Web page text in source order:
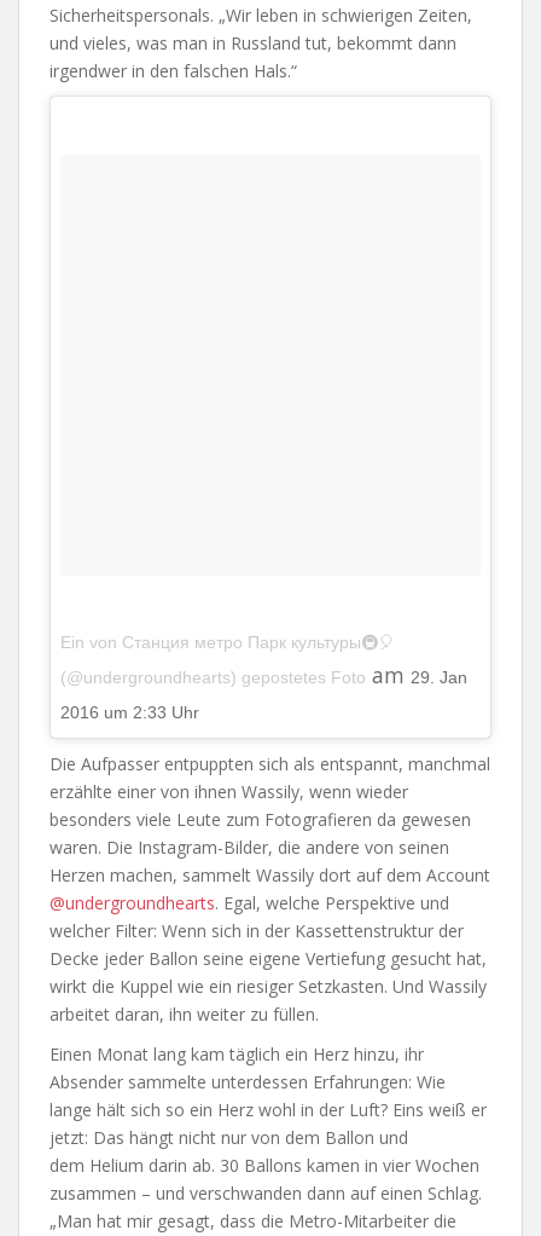
Sicherheitspersonals. „Wir leben in schwierigen Zeiten,
und vieles, was man in Russland tut, bekommt dann
irgendwer in den falschen Hals.“
Ein von Станция метро Парк культуры🚇🎈
(@undergroundhearts) gepostetes Foto am 29. Jan
2016 um 2:33 Uhr
Die Aufpasser entpuppten sich als entspannt, manchmal
erzählte einer von ihnen Wassily, wenn wieder
besonders viele Leute zum Fotografieren da gewesen
waren. Die Instagram-Bilder, die andere von seinen
Herzen machen, sammelt Wassily dort auf dem Account
@undergroundhearts. Egal, welche Perspektive und
welcher Filter: Wenn sich in der Kassettenstruktur der
Decke jeder Ballon seine eigene Vertiefung gesucht hat,
wirkt die Kuppel wie ein riesiger Setzkasten. Und Wassily
arbeitet daran, ihn weiter zu füllen.
Einen Monat lang kam täglich ein Herz hinzu, ihr
Absender sammelte unterdessen Erfahrungen: Wie
lange hält sich so ein Herz wohl in der Luft? Eins weiß er
jetzt: Das hängt nicht nur von dem Ballon und
dem Helium darin ab. 30 Ballons kamen in vier Wochen
zusammen – und verschwanden dann auf einen Schlag.
„Man hat mir gesagt, dass die Metro-Mitarbeiter die